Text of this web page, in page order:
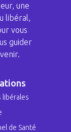
une
libéral,
vous
guider
libérales
de Santé